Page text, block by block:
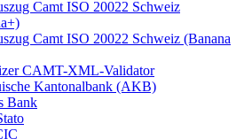
Camt ISO 20022 Schweiz
Camt ISO 20022 Schweiz (Banana
CAMT-XML-Validator
Kantonalbank (AKB)
Bank